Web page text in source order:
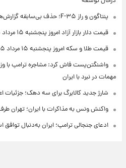
پنتاگون و راز F-۳۵؛ حذف بی‌سابقه گزارش‌های عملکرد جنگنده‌های نسل پنجم
قیمت دلار بازار آزاد امروز پنجشنبه ۱۵ مرداد ۱۴۰۵ +جدول
قیمت طلا و سکه امروز پنجشنبه ۱۵ مرداد ۱۴۰۵
واشنگتن‌پست فاش کرد: مشاجره ترامپ با
مهمات در نبرد با ایران
شارژ جدید کالابرگ برای سه دهک؛ جزئیات
واکنش ونس به مذاکرات با ایران؛ تهران
ادعای جنجالی ترامپ؛ ایران به‌دنبال